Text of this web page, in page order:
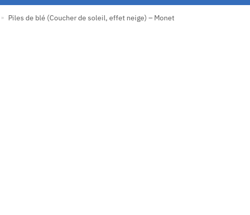
» Piles de blé (Coucher de soleil, effet neige) – Monet